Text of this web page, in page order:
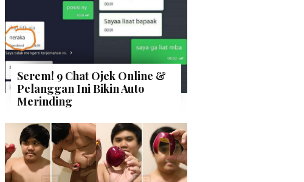
Serem! 9 Chat Ojek Online &
Pelanggan Ini Bikin Auto
Merinding